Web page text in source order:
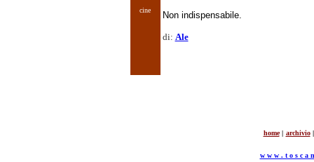
cine
Non indispensabile.
di: Ale
home | archivio |
w w w . t o s c a